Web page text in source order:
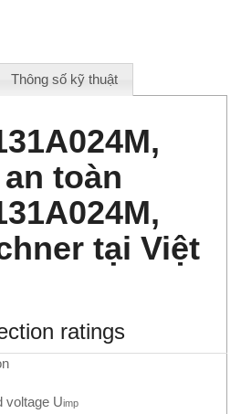
Thông số kỹ thuật
toàn
tại Việt
ratings
voltage Uimp